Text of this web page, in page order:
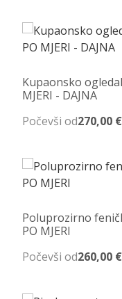
Kupaonsko
MJERI - DAJNA
Počevši od270,00 €
Poluprozirno
PO MJERI
Počevši od260,00 €